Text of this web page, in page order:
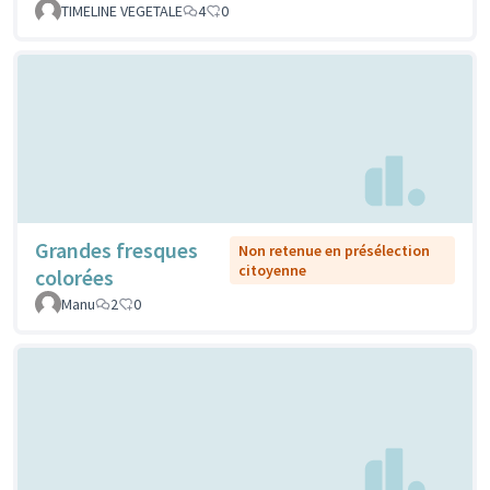
TIMELINE VEGETALE
4 0
Grandes fresques
colorées
Non retenue en présélection
citoyenne
Manu
2 0